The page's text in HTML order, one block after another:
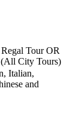
Tour OR
City Tours)
Italian,
and